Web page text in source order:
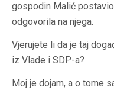
gospodin Malić
odgovorila na njega.
Vjerujete li da je taj
iz Vlade i SDP-a?
Moj je dojam, a o tome